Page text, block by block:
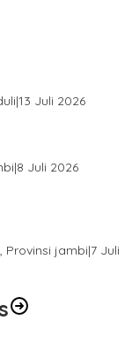
|13 Juli 2026
|8 Juli 2026
Provinsi jambi|7 Juli